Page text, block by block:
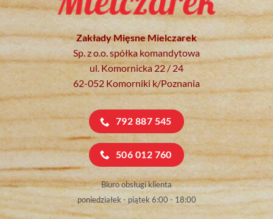
Zakłady Mięsne Mielczarek
Sp. z o.o. spółka komandytowa
ul. Komornicka 22 / 24
62-052 Komorniki k/Poznania
792 887 545
506 012 760
Biuro obsługi klienta
poniedziałek - piątek 6:00 - 18:00